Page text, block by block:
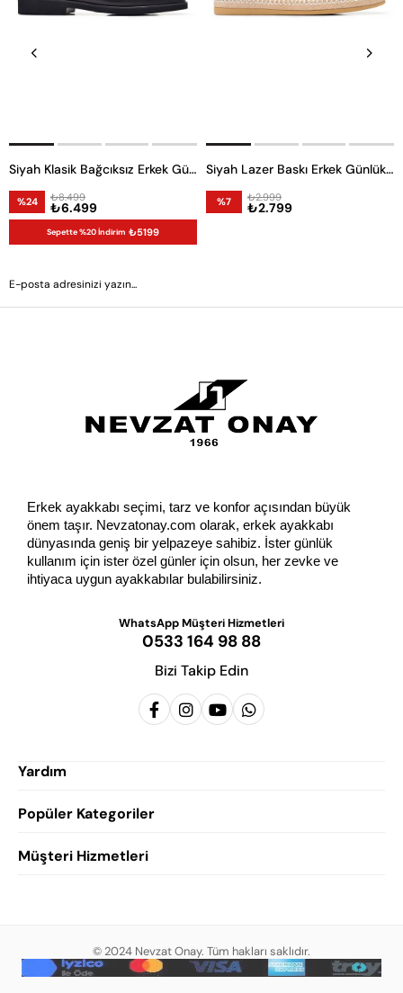
Siyah Klasik Bağcıksız Erkek Günlük Ayakkabı
%24 ₺6.499
₺8.499
Sepette %20 İndirim ₺5199
Siyah Lazer Baskı Erkek Günlük Ayakkabı
%7 ₺2.799
₺2.999
Erkek ayakkabı seçimi, tarz ve konfor açısından büyük
önem taşır. Nevzatonay.com olarak, erkek ayakkabı
dünyasında geniş bir yelpazeye sahibiz. İster günlük
kullanım için ister özel günler için olsun, her zevke ve
ihtiyaca uygun ayakkabılar bulabilirsiniz.
WhatsApp Müşteri Hizmetleri
0533 164 98 88
Bizi Takip Edin
Yardım
Hakkımızda
Popüler Kategoriler
Erkek Klasik Ayakkabı
Erkek Günlük Ayakkabı
Erkek Sandalet
Müşteri Hizmetleri
Mesafeli Satış Sözleşmesi
© 2024 Nevzat Onay. Tüm hakları saklıdır.